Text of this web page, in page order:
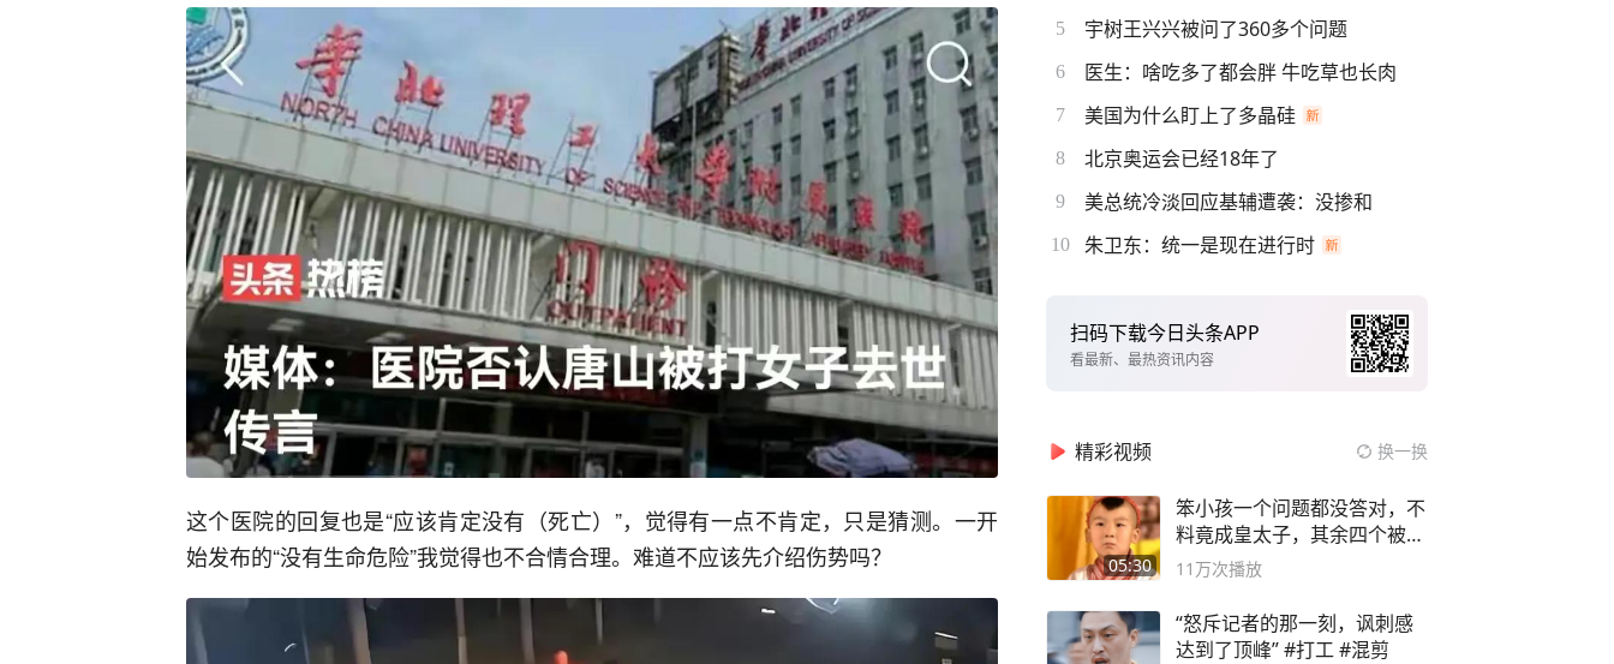
这个医院的回复也是“应该肯定没有（死亡）”，觉得有一点不肯定，只是猜测。一开
始发布的“没有生命危险”我觉得也不合情合理。难道不应该先介绍伤势吗？
5 宇树王兴兴被问了360多个问题
6 医生：啥吃多了都会胖 牛吃草也长肉
7 美国为什么盯上了多晶硅
8 北京奥运会已经18年了
9 美总统冷淡回应基辅遭袭：没掺和
10 朱卫东：统一是现在进行时
扫码下载今日头条APP
看最新、最热资讯内容
精彩视频 换一换
05:30
笨小孩一个问题都没答对，不
料竟成皇太子，其余四个被处
死
11万次播放
“怒斥记者的那一刻，讽刺感
达到了顶峰” #打工 #混剪